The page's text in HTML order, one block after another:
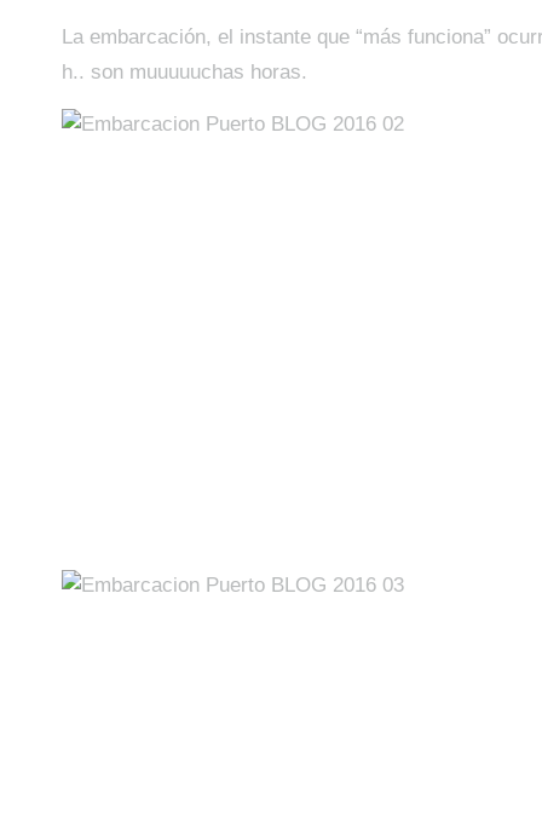
La embarcación, el instante que “más funciona”
h.. son muuuuuchas horas.